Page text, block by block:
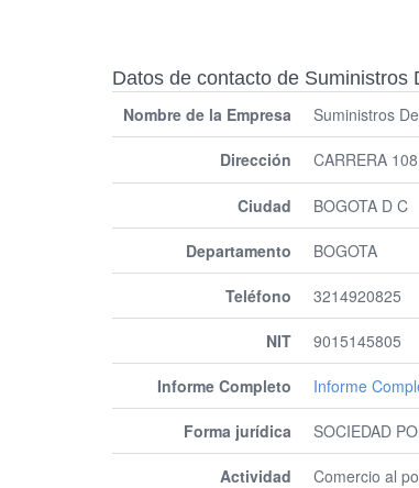
Datos de contacto de Suministros
Nombre de la Empresa
Suministros
Dirección CARRERA
Ciudad BOGOTA D C
Departamento BOGOTA
Teléfono 3214920825
NIT 9015145805
Informe Completo Informe
Forma jurídica SOCIEDAD
Actividad Comercio al